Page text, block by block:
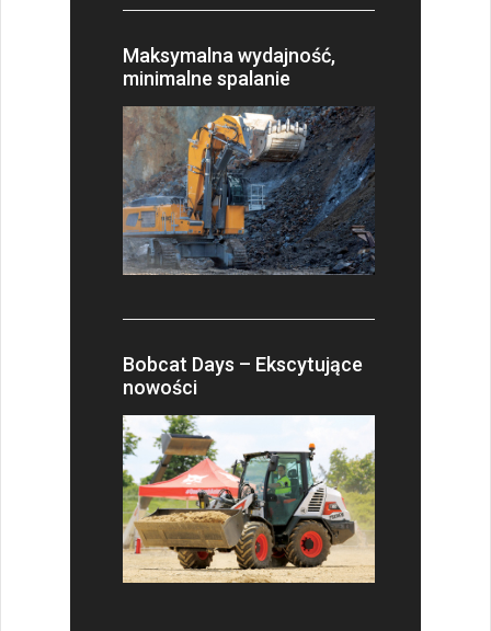
Maksymalna wydajność,
minimalne spalanie
Bobcat Days – Ekscytujące
nowości